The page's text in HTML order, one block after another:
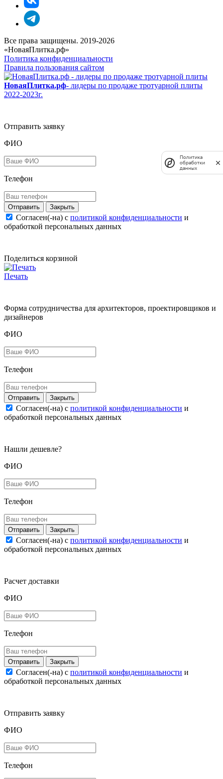
Все права защищены. 2019-2026
«НоваяПлитка.рф»
Политика конфиденциальности
Правила пользования сайтом
НоваяПлитка.рф- лидеры по продаже тротуарной плиты
2022-2023г.
Отправить заявку
ФИО
Телефон
Закрыть
Согласен(-на) c политикой конфиденциальности и
обработкой персональных данных
Поделиться корзиной
Печать
Форма сотрудничества для архитекторов, проектировщиков и
дизайнеров
ФИО
Телефон
Закрыть
Согласен(-на) c политикой конфиденциальности и
обработкой персональных данных
Нашли дешевле?
ФИО
Телефон
Закрыть
Согласен(-на) c политикой конфиденциальности и
обработкой персональных данных
Расчет доставки
ФИО
Телефон
Закрыть
Согласен(-на) c политикой конфиденциальности и
обработкой персональных данных
Отправить заявку
ФИО
Телефон
Политика
обработки
данных